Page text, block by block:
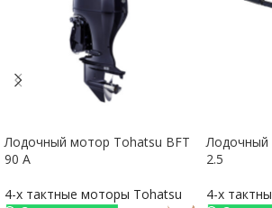
Лодочный мотор Tohatsu BFT
90 A
4-х тактные моторы Tohatsu
Лодочный
2.5
4-х